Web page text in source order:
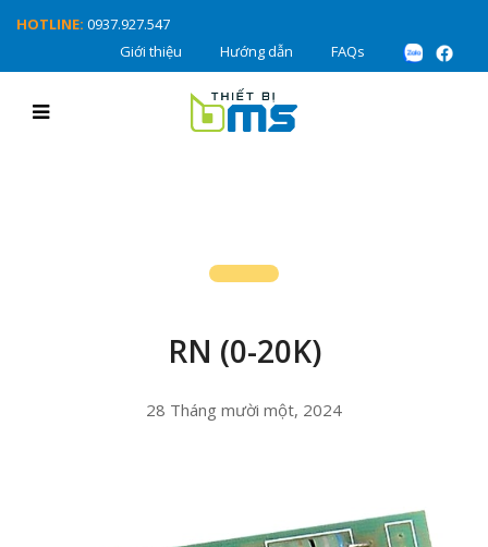
HOTLINE: 0937.927.547
Giới thiệu
Hướng dẫn FAQs
RN (0-20K)
28 Tháng mười một, 2024